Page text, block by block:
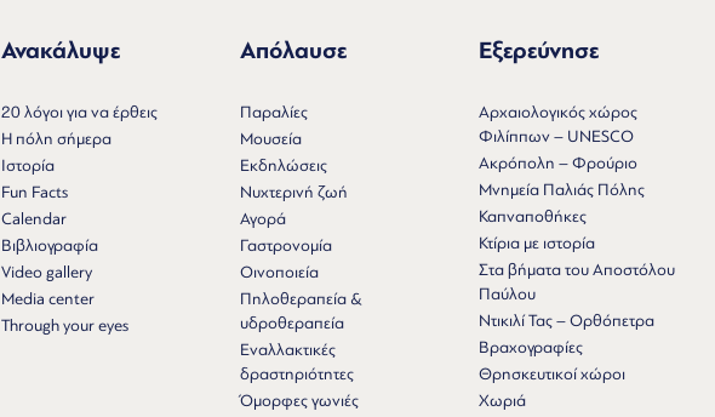
Ανακάλυψε
20 λόγοι για να έρθεις
Η πόλη σήμερα
Ιστορία
Fun Facts
Calendar
Βιβλιογραφία
Video gallery
Media center
Through your eyes
Απόλαυσε
Παραλίες
Μουσεία
Εκδηλώσεις
Νυχτερινή ζωή
Αγορά
Γαστρονομία
Οινοποιεία
Πηλοθεραπεία &
υδροθεραπεία
Εναλλακτικές
δραστηριότητες
Όμορφες γωνιές
Εξερεύνησε
Αρχαιολογικός χώρος
Φιλίππων – UNESCO
Ακρόπολη – Φρούριο
Μνημεία Παλιάς Πόλης
Καπναποθήκες
Κτίρια με ιστορία
Στα βήματα του Αποστόλου
Παύλου
Ντικιλί Τας – Ορθόπετρα
Βραχογραφίες
Θρησκευτικοί χώροι
Χωριά